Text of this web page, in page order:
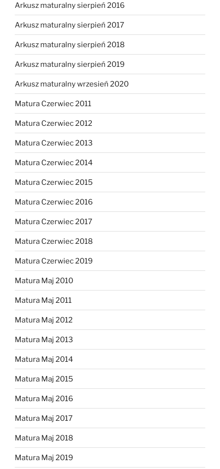
Arkusz maturalny sierpień 2016
Arkusz maturalny sierpień 2017
Arkusz maturalny sierpień 2018
Arkusz maturalny sierpień 2019
Arkusz maturalny wrzesień 2020
Matura Czerwiec 2011
Matura Czerwiec 2012
Matura Czerwiec 2013
Matura Czerwiec 2014
Matura Czerwiec 2015
Matura Czerwiec 2016
Matura Czerwiec 2017
Matura Czerwiec 2018
Matura Czerwiec 2019
Matura Maj 2010
Matura Maj 2011
Matura Maj 2012
Matura Maj 2013
Matura Maj 2014
Matura Maj 2015
Matura Maj 2016
Matura Maj 2017
Matura Maj 2018
Matura Maj 2019